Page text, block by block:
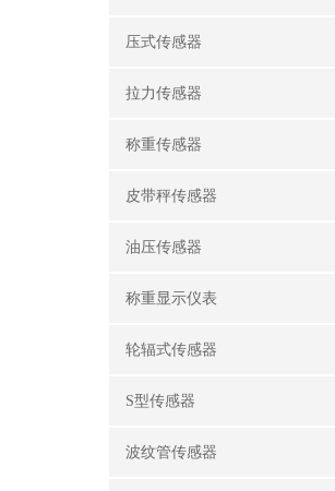
压式传感器
拉力传感器
称重传感器
皮带秤传感器
油压传感器
称重显示仪表
轮辐式传感器
S型传感器
波纹管传感器